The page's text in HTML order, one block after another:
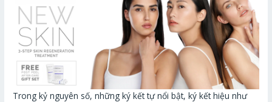
Trong kỷ nguyên số, những ký kết tự nổi bật, ký kết hiệu như